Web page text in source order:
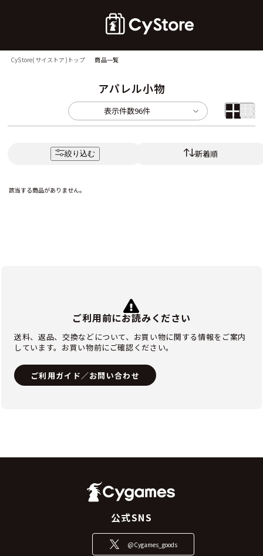
CyStore(サイストア)トップ 商品一覧
アパレル小物
表示件数96件
絞り込む 新着順
該当する商品がありません。
ご利用前にお読みください
送料、返品、交換などについて、お買い物に関する情報をご案内
しています。お買い物前にご確認ください。
ご利用ガイド／お問い合わせ
公式SNS
@Cygames_goods